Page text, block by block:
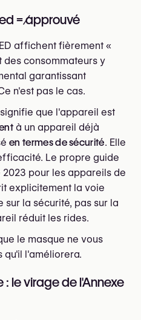
≠ approuvé
affichent fièrement «
des consommateurs y
garantissant
n'est pas le cas.
que l'appareil est
à un appareil déjà
en termes de sécurité. Elle
Le propre guide
pour les appareils de
explicitement la voie
la sécurité, pas sur la
réduit les rides.
le masque ne vous
qu'il l'améliorera.
: le virage de l'Annexe